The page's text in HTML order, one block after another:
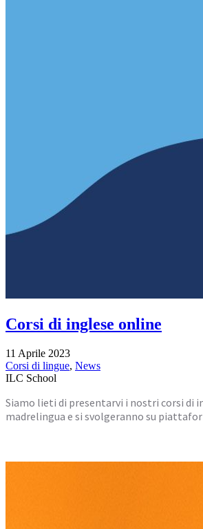
Corsi di inglese online
11 Aprile 2023
Corsi di lingue, News
ILC School
Siamo lieti di presentarvi i nostri corsi di
madrelingua e si svolgeranno su